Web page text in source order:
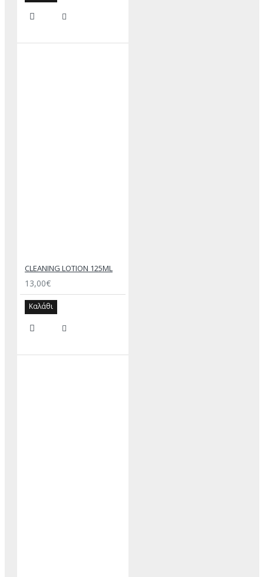
CLEANING LOTION 125ML
13,00€
Καλάθι